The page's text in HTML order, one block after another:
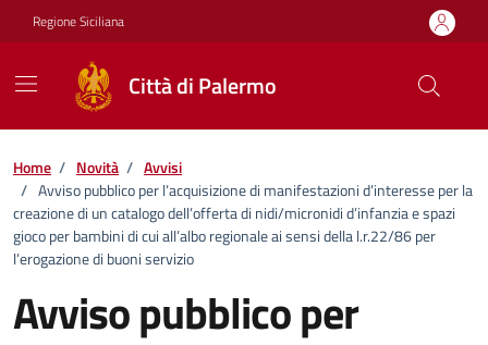
Vai ai contenuti
Vai al footer
Regione Siciliana
Città di Palermo
Home / Novità / Avvisi
/ Avviso pubblico per l’acquisizione di manifestazioni d’interesse per la
creazione di un catalogo dell’offerta di nidi/micronidi d’infanzia e spazi
gioco per bambini di cui all’albo regionale ai sensi della l.r.22/86 per
l’erogazione di buoni servizio
Avviso pubblico per